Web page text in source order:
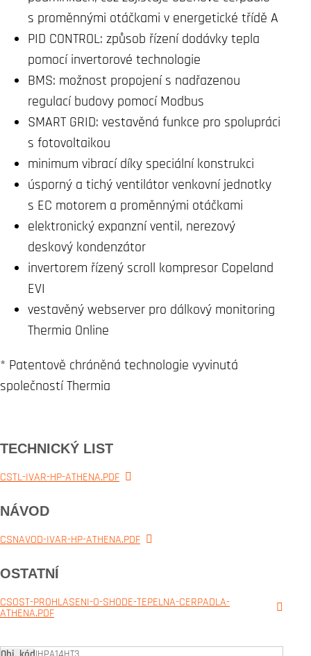
s proměnnými otáčkami v energetické třídě A
PID CONTROL: způsob řízení dodávky tepla
pomocí invertorové technologie
BMS: možnost propojení s nadřazenou
regulací budovy pomocí Modbus
SMART GRID: vestavěná funkce pro spolupráci
s fotovoltaikou
minimum vibrací díky speciální konstrukci
úsporný a tichý ventilátor venkovní jednotky
s EC motorem a proměnnými otáčkami
elektronický expanzní ventil, nerezový
deskový kondenzátor
invertorem řízený scroll kompresor Copeland
EVI
vestavěný webserver pro dálkový monitoring
Thermia Online
* Patentově chráněná technologie vyvinutá
společností Thermia
TECHNICKÝ LIST
CSTL-IVAR-HP-ATHENA.PDF
NÁVOD
CSNAVOD-IVAR-HP-ATHENA.PDF
OSTATNÍ
CSOST-PROHLASENI-O-SHODE-TEPELNA-CERPADLA-
ATHENA.PDF